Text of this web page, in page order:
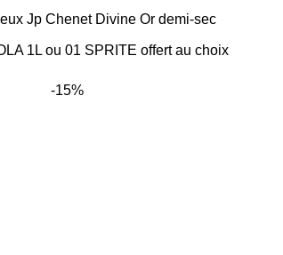
Jp Chenet Divine Or demi-sec
1L ou 01 SPRITE offert au choix
-15%